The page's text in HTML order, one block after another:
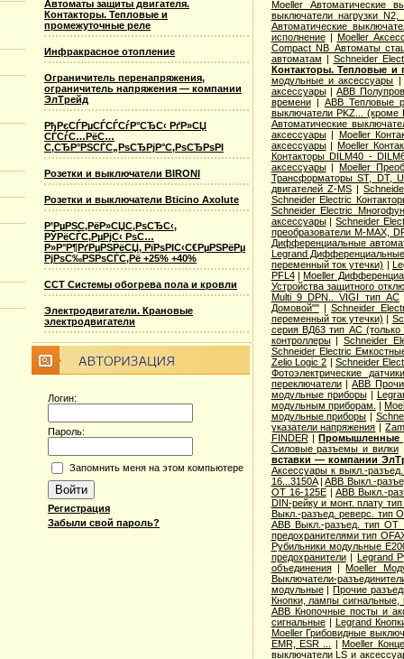
Автоматы защиты двигателя.
Контакторы. Тепловые и
промежуточные реле
Инфракрасное отопление
Ограничитель перенапряжения,
ограничитель напряжения — компании
ЭлТрейд
РђРєСЃРµСЃСЃСѓР°СЂС‹ РґР»СЏ
СЃСѓС…РёС…
С‚СЂР°РЅСЃС„РѕСЂРјР°С‚РѕСЂРѕРІ
Розетки и выключатели BIRONI
Розетки и выключатели Bticino Axolute
Р’РµРЅС‚РёР»СЏС‚РѕСЂС‹,
РЎРёСЃС‚РµРјС‹ РѕС…
Р»Р°Р¶РґРµРЅРёСЏ, РїРѕРІС‹С€РµРЅРёРµ
РјРѕС‰РЅРѕСЃС‚Рё +25% +40%
ССТ Системы обогрева пола и кровли
Электродвигатели. Крановые
электродвигатели
Логин:
Пароль:
Запомнить меня на этом компьютере
Регистрация
Забыли свой пароль?
Moeller Автоматические
выключатели нагрузки
Автоматические
исполнение| Moeller
Compact NB Автоматы
автоматам | Schneider
Контакторы. Тепловые и
модульные и аксессуары
аксессуары|ABB
времени| ABB Тепловые
выключатели PKZ... (кроме
Автоматические
аксессуары| Moeller
аксессуары|Moeller
Контакторы DILM40 -
аксессуары|Moeller
Трансформаторы ST, DT,
двигателей Z-MS|
Schneider Electric
Schneider Electric
аксессуары|Schneider
преобразователи M-MAX,
Дифференциальные
Legrand
переменный ток утечки) |
PFL4|Moeller
Устройства защитного
Multi 9 DPN.. VIGI тип AС
Домовой""|Schneider
переменный ток утечки) |
серия ВД63 тип АС (только
контроллеры| Schneider
Schneider Electric
Zelio Logic 2 | Schneider
Фотоэлектрические датчики
переключатели|ABB
модульные приборы|
модульным приборам.
|
модульные приборы |
указатели напряжения |
FINDER|Промышленные
Cиловые разъемы и вилки
вставки — компании
Аксессуары к выкл.-
16...3150A|ABB Выкл.-
OT 16-125E| ABB Выкл.-
DIN-рейку и монт. плату
Выкл.-разъед. реверс. тип
ABB Выкл.-разъед. тип OT
предохранителями тип
Рубильники модульные
предохранители| Legrand
объединения|Moeller
Выключатели-
модульные|Прочие
Кнопки, лампы сигнальные,
ABB Кнопочные посты и
сигнальные| Legrand
Moeller Грибовидные
EMR, ESR ...
|Moeller
выключатели LS и